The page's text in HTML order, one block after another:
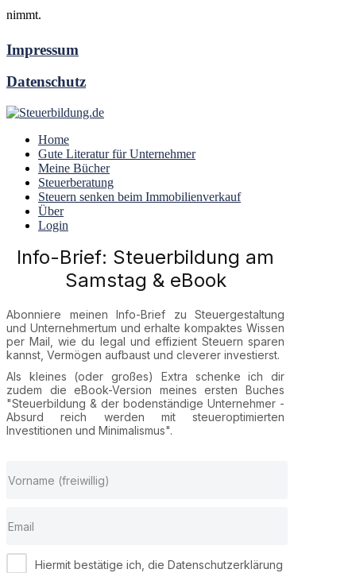
nimmt.
Impressum
Datenschutz
Home
Gute Literatur für Unternehmer
Meine Bücher
Steuerberatung
Steuern senken beim Immobilienverkauf
Über
Login
Info-Brief: Steuerbildung am
Samstag & eBook
Abonniere meinen Info-Brief zu Steuergestaltung
und Unternehmertum und erhalte kompaktes Wissen
per Mail, wie du legal und effizient Steuern sparen
kannst, Vermögen aufbaust und cleverer investierst.
Als kleines (oder großes) Extra schenke ich dir
zudem die eBook-Version meines ersten Buches
"Steuerbildung & der bodenständige Unternehmer -
Absurd reich werden mit steueroptimierten
Investitionen und Minimalismus".
Hiermit bestätige ich, die Datenschutzerklärung